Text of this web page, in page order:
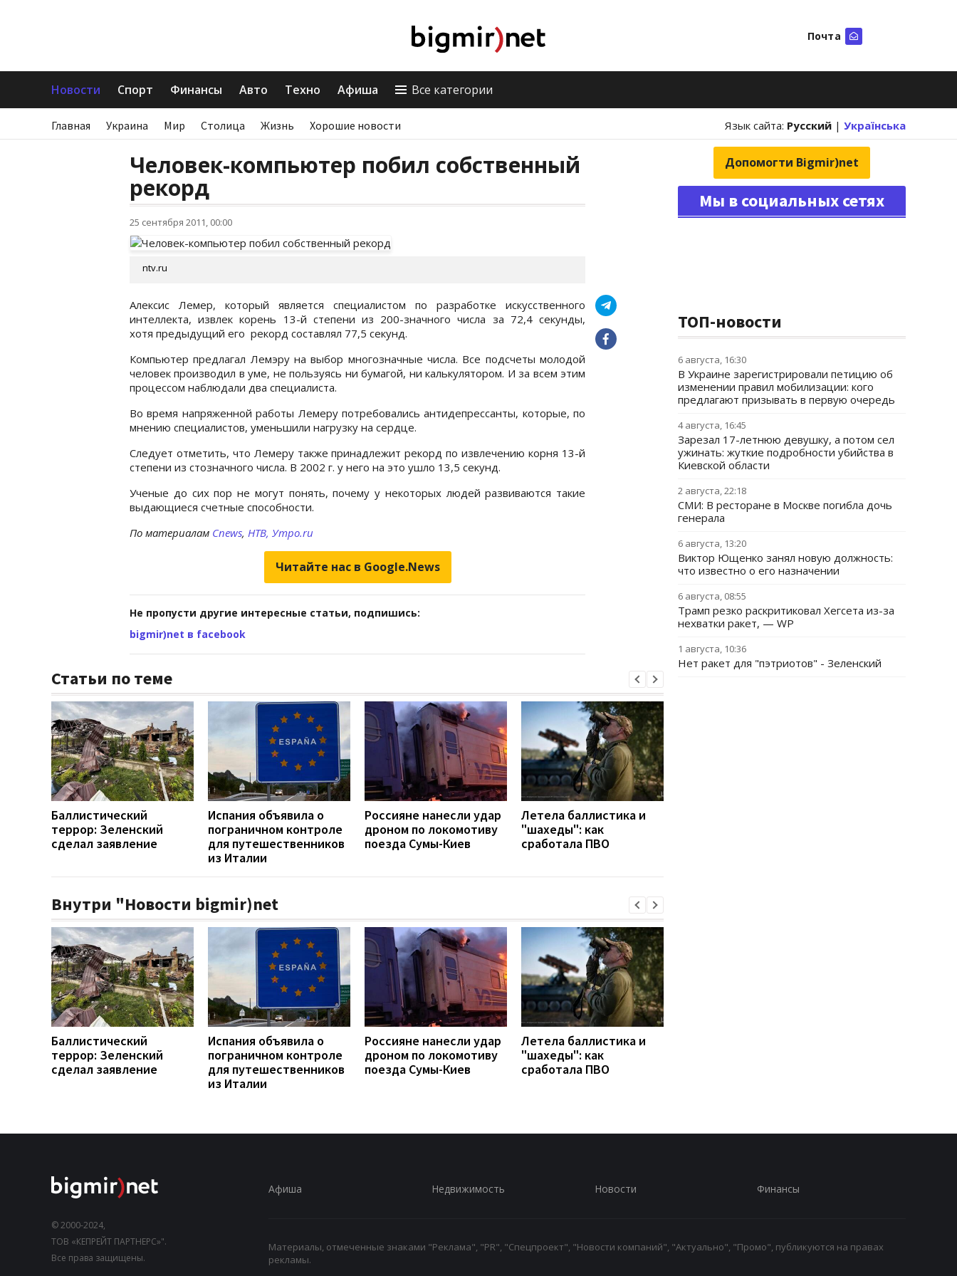
Почта
Новости Спорт Финансы Авто Техно Афиша Все категории
Главная Украина Мир Столица Жизнь Хорошие новости Язык сайта: Русский | Українська
Человек-компьютер побил собственный
рекорд
25 сентября 2011, 00:00
ntv.ru
Алексис Лемер, который является специалистом по разработке искусственного
интеллекта, извлек корень 13-й степени из 200-значного числа за 72,4 секунды,
хотя предыдущий его рекорд составлял 77,5 секунд.
Компьютер предлагал Лемэру на выбор многозначные числа. Все подсчеты молодой
человек производил в уме, не пользуясь ни бумагой, ни калькулятором. И за всем этим
процессом наблюдали два специалиста.
Во время напряженной работы Лемеру потребовались антидепрессанты, которые, по
мнению специалистов, уменьшили нагрузку на сердце.
Следует отметить, что Лемеру также принадлежит рекорд по извлечению корня 13-й
степени из стозначного числа. В 2002 г. у него на это ушло 13,5 секунд.
Ученые до сих пор не могут понять, почему у некоторых людей развиваются такие
выдающиеся счетные способности.
По материалам Cnews, НТВ, Утро.ru
Читайте нас в Google.News
Не пропусти другие интересные статьи, подпишись:
bigmir)net в facebook
Статьи по теме
Баллистический
террор: Зеленский
сделал заявление
Испания объявила о
пограничном контроле
для путешественников
из Италии
Россияне нанесли удар
дроном по локомотиву
поезда Сумы-Киев
Летела баллистика и
"шахеды": как
сработала ПВО
Внутри "Новости bigmir)net
Баллистический
террор: Зеленский
сделал заявление
Испания объявила о
пограничном контроле
для путешественников
из Италии
Россияне нанесли удар
дроном по локомотиву
поезда Сумы-Киев
Летела баллистика и
"шахеды": как
сработала ПВО
Допомогти Bigmir)net
Мы в социальных сетях
ТОП-новости
6 августа, 16:30
В Украине зарегистрировали петицию об
изменении правил мобилизации: кого
предлагают призывать в первую очередь
4 августа, 16:45
Зарезал 17-летнюю девушку, а потом сел
ужинать: жуткие подробности убийства в
Киевской области
2 августа, 22:18
СМИ: В ресторане в Москве погибла дочь
генерала
6 августа, 13:20
Виктор Ющенко занял новую должность:
что известно о его назначении
6 августа, 08:55
Трамп резко раскритиковал Хегсета из-за
нехватки ракет, — WP
1 августа, 10:36
Нет ракет для "пэтриотов" - Зеленский
© 2000-2024,
ТОВ «КЕПРЕЙТ ПАРТНЕРС»".
Все права защищены.
Афиша Недвижимость Новости Финансы
Материалы, отмеченные знаками "Реклама", "PR", "Спецпроект", "Новости компаний", "Актуально", "Промо", публикуются на правах
рекламы.